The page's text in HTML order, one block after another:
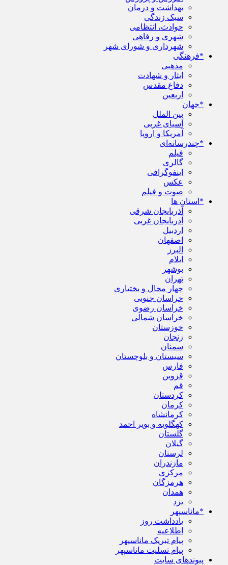
بهداشت و درمان
سبک زندگی
حوادث، انتظامی
شهری و رفاهی
شهرداری و شورای شهر
*فرهنگی
مذهبی
ایثار و شهادت
دفاع مقدس
اربعین
*جهان
بین الملل
آسیای غربی
آمریکا و اروپا
*چندرسانه‌ای
فیلم
گالری
اینفوگرافی
عکس
صوت و فیلم
*استان ها
آذربایجان شرقی
آذربایجان غربی
اردبیل
اصفهان
البرز
ایلام
بوشهر
تهران
چهار محال و بختیاری
خراسان جنوبی
خراسان رضوی
خراسان شمالی
خوزستان
زنجان
سمنان
سیستان و بلوچستان
فارس
قزوین
قم
کردستان
کرمان
کرمانشاه
کهگلویه و بویر احمد
گلستان
گیلان
لرستان
مازندران
مرکزی
هرمزگان
همدان
یزد
*ماناسپهر
یادداشت روز
اطلاعیه
پیام تبریک ماناسپهر
پیام تسلیت ماناسپهر
پیوندهای سایت